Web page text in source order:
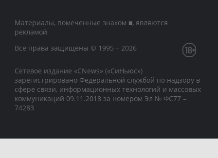
Материалы, помеченные знаком ■, являются
рекламой
Все права защищены © 1995 – 2026
Сетевое издание «CNews» («СиНьюс»)
зарегистрировано Федеральной службой по надзору в
сфере связи, информационных технологий и массовых
коммуникаций 09.11.2018 за номером Эл № ФС77 –
74283